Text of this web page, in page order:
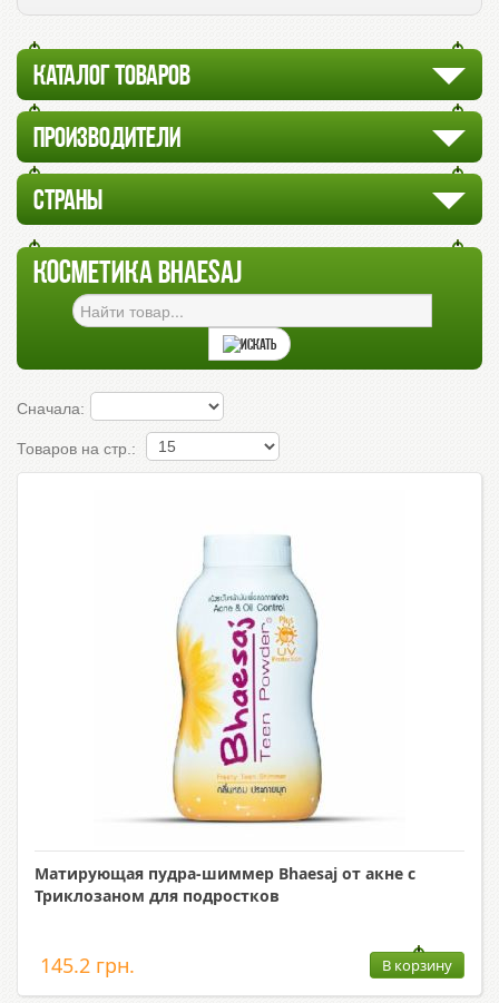
КАТАЛОГ ТОВАРОВ
ПРОИЗВОДИТЕЛИ
СТРАНЫ
КОСМЕТИКА BHAESAJ
Сначала:
Товаров на стр.:
Матирующая пудра-шиммер Bhaesaj от акне с
Триклозаном для подростков
145.2 грн. В корзину